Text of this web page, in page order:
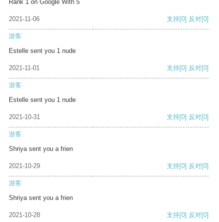
Rank 1 on Google With 5
2021-11-06 支持[0] 反对[0]
游客
Estelle sent you 1 nude
2021-11-01 支持[0] 反对[0]
游客
Estelle sent you 1 nude
2021-10-31 支持[0] 反对[0]
游客
Shriya sent you a frien
2021-10-29 支持[0] 反对[0]
游客
Shriya sent you a frien
2021-10-28 支持[0] 反对[0]